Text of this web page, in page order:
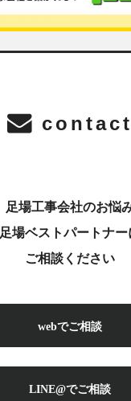
contact
足場工事会社のお悩
足場ベストパートナー
ご相談ください
webでご相談
LINE@でご相談